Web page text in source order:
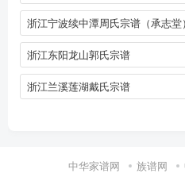
浙江宁波续中潭周氏宗谱（承志堂）
浙江东阳龙山郭氏宗谱
浙江兰溪莲湖戴氏宗谱
中华家谱网 族谱网